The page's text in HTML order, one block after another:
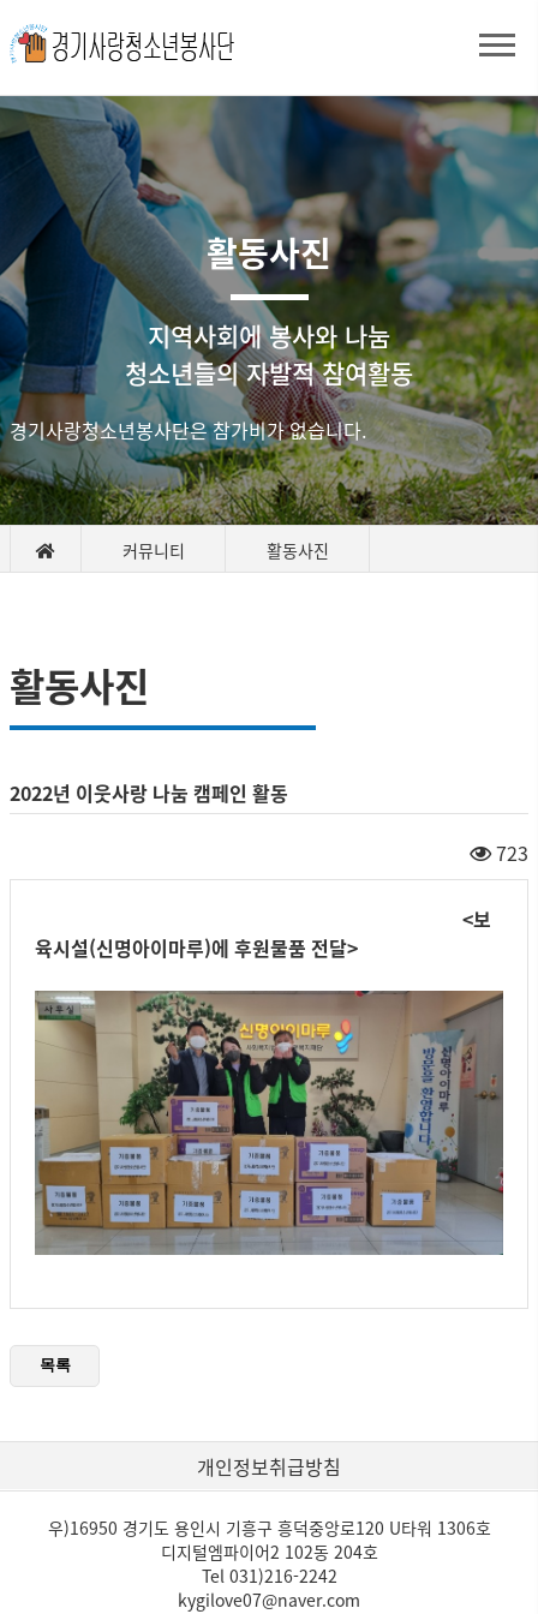
활동사진
지역사회에 봉사와 나눔
청소년들의 자발적 참여활동
경기사랑청소년봉사단은 참가비가 없습니다.
커뮤니티 활동사진
활동사진
2022년 이웃사랑 나눔 캠페인 활동
723
<보
육시설(신명아이마루)에 후원물품 전달>
개인정보취급방침
우)16950 경기도 용인시 기흥구 흥덕중앙로120 U타워 1306호
디지털엠파이어2 102동 204호
Tel 031)216-2242
kygilove07@naver.com